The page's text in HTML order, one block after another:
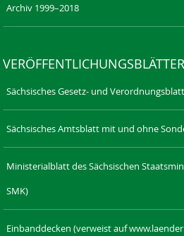
Archiv 1999–2018
VERÖFFENTLICHUNGSBLÄTTER
Sächsisches Gesetz- und
Sächsisches Amtsblatt mit und ohne
Ministerialblatt des Sächsischen
SMK)
Einbanddecken (verweist auf